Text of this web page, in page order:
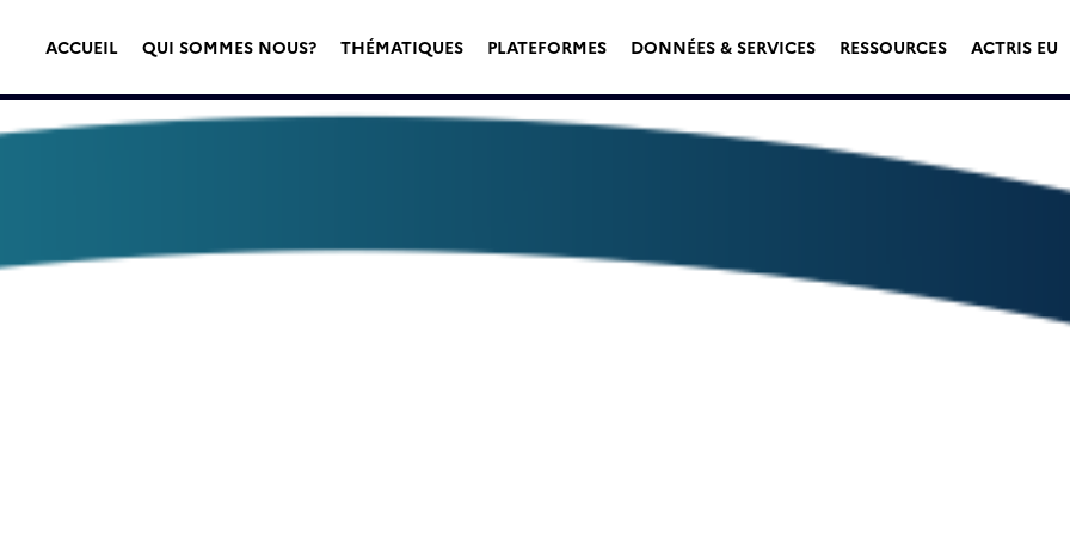
ACCUEIL QUI SOMMES NOUS? THÉMATIQUES PLATEFORMES DONNÉES & SERVICES RESSOURCES ACTRIS EU